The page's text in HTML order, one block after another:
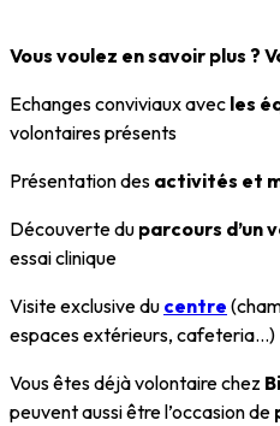
Vous voulez en savoir plus ?
Echanges conviviaux avec les
volontaires présents
Présentation des activités et
Découverte du parcours d’un
essai clinique
Visite exclusive du centre
espaces extérieurs, cafeteria…)
Vous êtes déjà volontaire chez
peuvent aussi être l’occasion de